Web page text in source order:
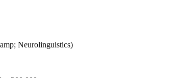
Neurolinguistics)